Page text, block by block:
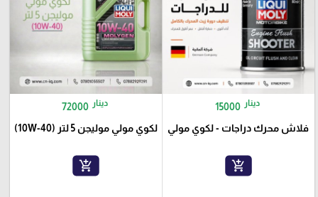
15000 دينار
فلاش محرك دراجات - لكوي مولي
add_shopping_cart
72000 دينار
لكوي مولي موليجن 5 لتر (10W-40)
add_shopping_cart